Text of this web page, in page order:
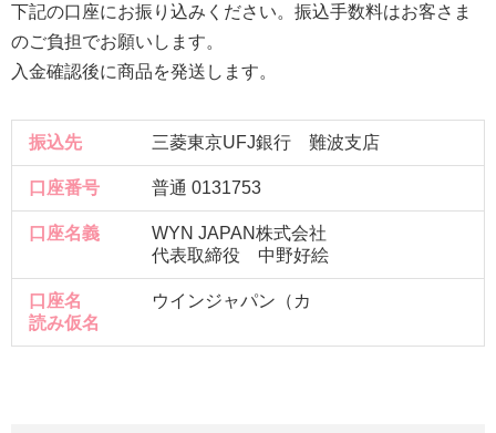
下記の口座にお振り込みください。振込手数料はお客さま
のご負担でお願いします。
入金確認後に商品を発送します。
振込先 三菱東京UFJ銀行 難波支店
口座番号 普通 0131753
口座名義
WYN JAPAN株式会社
代表取締役 中野好絵
口座名
読み仮名
ウインジャパン（カ